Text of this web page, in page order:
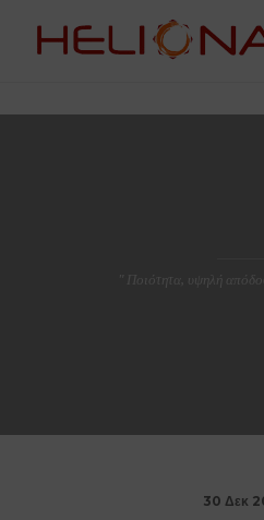
echo '
'; } add_action('wp_footer',
" Ποιότητα, υψηλή
30 Δεκ